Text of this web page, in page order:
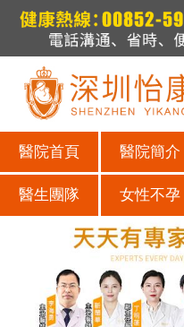
醫院首頁 醫院簡介
醫生團隊 女性不孕